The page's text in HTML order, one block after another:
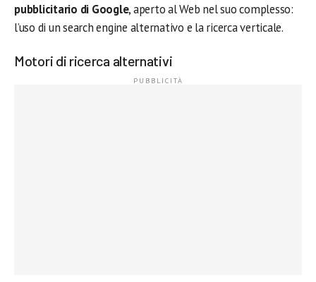
pubblicitario di Google, aperto al Web nel suo complesso:
l’uso di un search engine alternativo e la ricerca verticale.
Motori di ricerca alternativi